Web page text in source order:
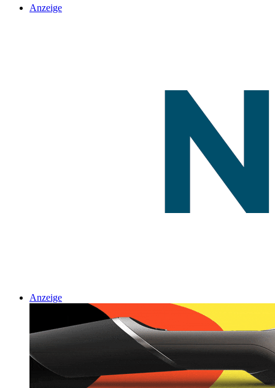
Anzeige
Anzeige